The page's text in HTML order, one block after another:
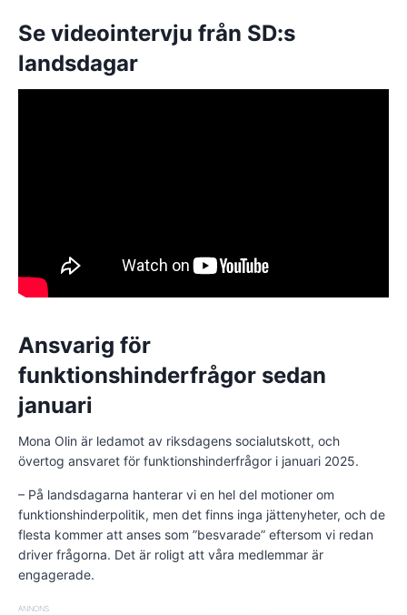
Se videointervju från SD:s
landsdagar
Ansvarig för
funktionshinderfrågor sedan
januari
Mona Olin är ledamot av riksdagens socialutskott, och
övertog ansvaret för funktionshinderfrågor i januari 2025.
– På landsdagarna hanterar vi en hel del motioner om
funktionshinderpolitik, men det finns inga jättenyheter, och de
flesta kommer att anses som ”besvarade” eftersom vi redan
driver frågorna. Det är roligt att våra medlemmar är
engagerade.
ANNONS